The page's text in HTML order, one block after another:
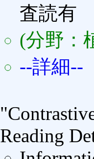
査読有
(分野：
--詳細--
Reading